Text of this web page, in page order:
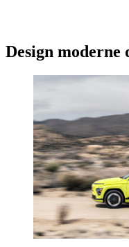
Design moderne